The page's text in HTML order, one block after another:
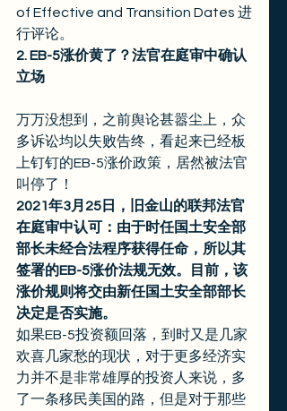
of Effective and Transition Dates 进
行评论。
2. EB-5涨价黄了？法官在庭审中确认
立场
万万没想到，之前舆论甚嚣尘上，众
多诉讼均以失败告终，看起来已经板
上钉钉的EB-5涨价政策，居然被法官
叫停了！
2021年3月25日，旧金山的联邦法官
在庭审中认可：由于时任国土安全部
部长未经合法程序获得任命，所以其
签署的EB-5涨价法规无效。目前，该
涨价规则将交由新任国土安全部部长
决定是否实施。
如果EB-5投资额回落，到时又是几家
欢喜几家愁的现状，对于更多经济实
力并不是非常雄厚的投资人来说，多
了一条移民美国的路，但是对于那些